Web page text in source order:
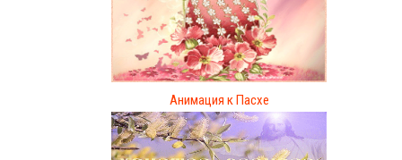
Анимация к Пасхе